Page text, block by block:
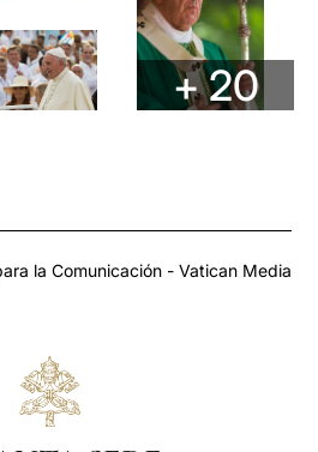
+ 20
la Comunicación - Vatican Media